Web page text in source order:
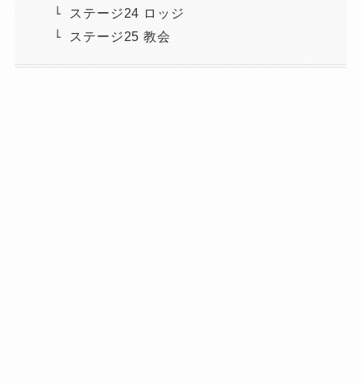
ステージ24 ロッジ
ステージ25 教会